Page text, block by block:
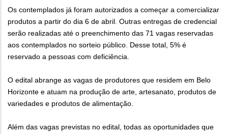
Os contemplados já foram autorizados a começar a comercializar
produtos a partir do dia 6 de abril. Outras entregas de credencial
serão realizadas até o preenchimento das 71 vagas reservadas
aos contemplados no sorteio público. Desse total, 5% é
reservado a pessoas com deficiência.
O edital abrange as vagas de produtores que residem em Belo
Horizonte e atuam na produção de arte, artesanato, produtos de
variedades e produtos de alimentação.
Além das vagas previstas no edital, todas as oportunidades que